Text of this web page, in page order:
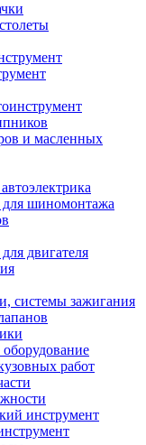
и масленных
шиномонтажа
двигателя
системы зажигания
работ
инструмент